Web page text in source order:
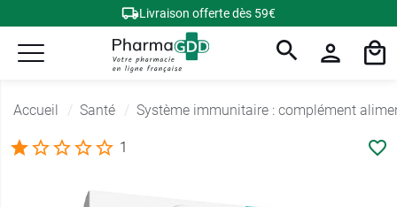
Livraison offerte dès 59€
Accueil Santé Système immunitaire : complément
1